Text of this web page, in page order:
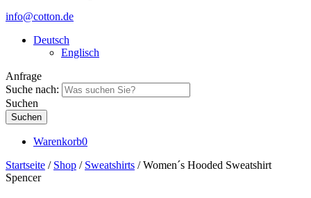
info@cotton.de
Deutsch
Englisch
Anfrage
Suche nach:
Suchen
Warenkorb0
Startseite / Shop / Sweatshirts / Women´s Hooded Sweatshirt
Spencer